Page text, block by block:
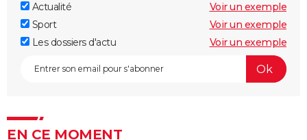
Actualité
Voir un exemple
Sport
Voir un exemple
Les dossiers d'actu
Voir un exemple
EN CE MOMENT